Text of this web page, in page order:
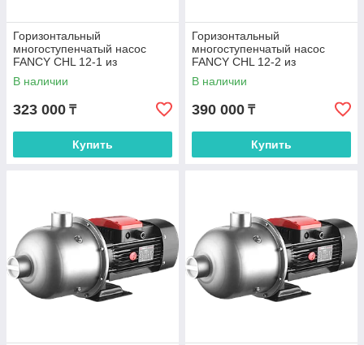
Горизонтальный
многоступенчатый насос
FANCY CHL 12-1 из
нержавеющей стали
В наличии
323 000 ₸
Купить
Горизонтальный
многоступенчатый насос
FANCY CHL 12-2 из
нержавеющей стали
В наличии
390 000 ₸
Купить